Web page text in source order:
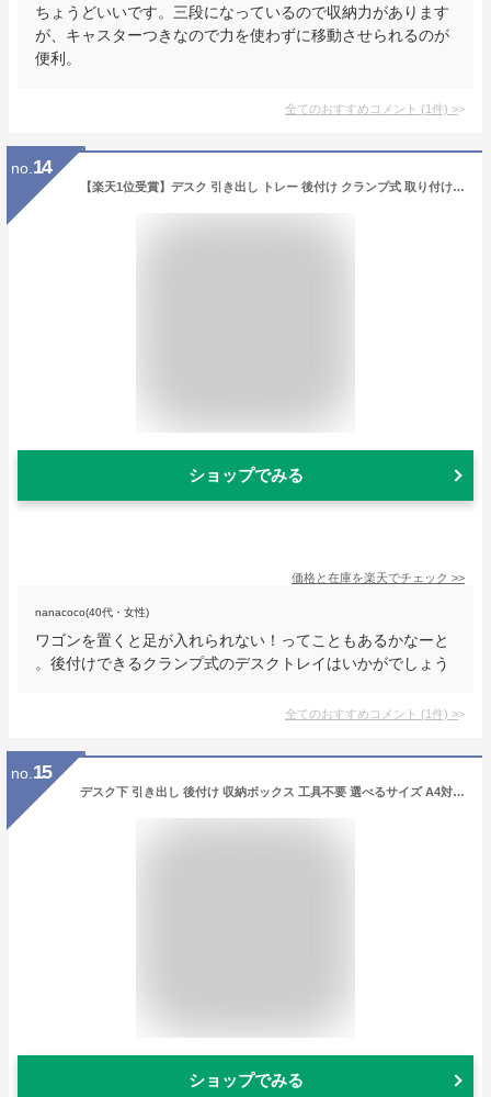
ちょうどいいです。三段になっているので収納力があります
が、キャスターつきなので力を使わずに移動させられるのが
便利。
全てのおすすめコメント (1件) >
no. 14
【楽天1位受賞】デスク 引き出し トレー 後付け クランプ式 取り付け 設置 収納 スライド 台 机 テーブル デスク下 引き出し スライダー
ショップでみる
価格と在庫を楽天でチェック >>
nanacoco(40代・女性)
ワゴンを置くと足が入れられない！ってこともあるかなーと
。後付けできるクランプ式のデスクトレイはいかがでしょう
全てのおすすめコメント (1件) >
no. 15
デスク下 引き出し 後付け 収納ボックス 工具不要 選べるサイズ A4対応 大容量 コンパクト 机下収納 小物整理 文房具 事務用品 リモコン収納 食器 トレー 簡単設置 DIY 粘着テープ オフィス テーブル下 小物入れ 便利グッズ
ショップでみる